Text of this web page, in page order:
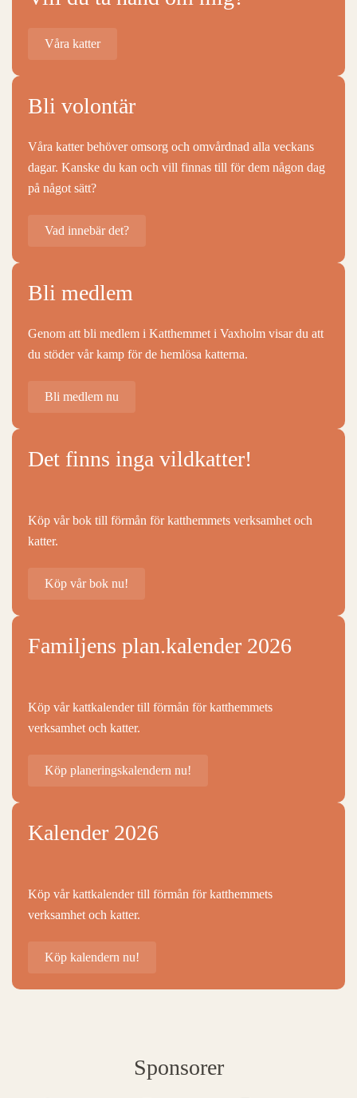
Våra katter
Bli volontär
Våra katter behöver omsorg och omvårdnad alla veckans
dagar. Kanske du kan och vill finnas till för dem någon dag
på något sätt?
Vad innebär det?
Bli medlem
Genom att bli medlem i Katthemmet i Vaxholm visar du att
du stöder vår kamp för de hemlösa katterna.
Bli medlem nu
Det finns inga vildkatter!
Köp vår bok till förmån för katthemmets verksamhet och
katter.
Köp vår bok nu!
Familjens plan.kalender 2026
Köp vår kattkalender till förmån för katthemmets
verksamhet och katter.
Köp planeringskalendern nu!
Kalender 2026
Köp vår kattkalender till förmån för katthemmets
verksamhet och katter.
Köp kalendern nu!
Sponsorer